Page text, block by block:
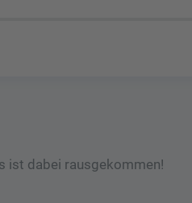
ist dabei rausgekommen!